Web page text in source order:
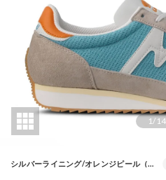
1/14
シルバーライニング/オレンジピール（KH805100）